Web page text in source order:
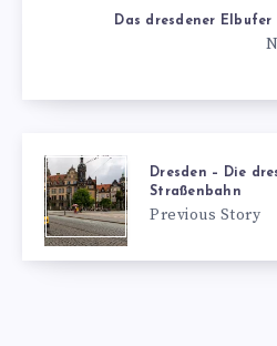
Das dresdener
Dresden – Die
Straßenbahn
Previous Story